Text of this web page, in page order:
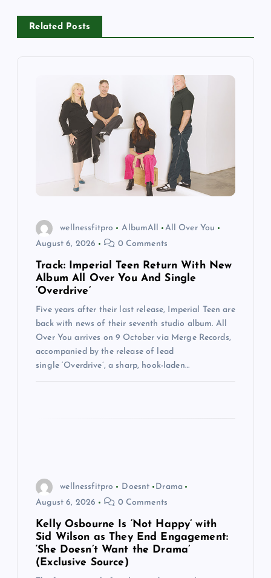
v
Related Posts
wellnessfitpro AlbumAll
All Over You
August 6, 2026
0 Comments
Track: Imperial Teen Return With New
Album All Over You And Single
‘Overdrive’
Five years after their last release, Imperial Teen are
back with news of their seventh studio album. All
Over You arrives on 9 October via Merge Records,
accompanied by the release of lead
single ‘Overdrive’, a sharp, hook-laden…
wellnessfitpro Doesnt
Drama
August 6, 2026
0 Comments
Kelly Osbourne Is ‘Not Happy’ with
Sid Wilson as They End Engagement:
‘She Doesn’t Want the Drama’
(Exclusive Source)